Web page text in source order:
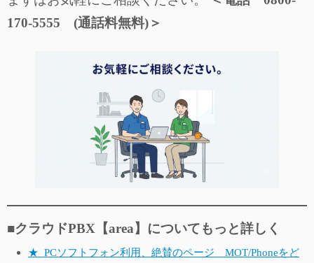
170-5555 (通話料無料)＞
■クラウドPBX【area】についてもっと詳しく
★_PCソフトフォン利用、絶賛のページ MOT/Phoneをど